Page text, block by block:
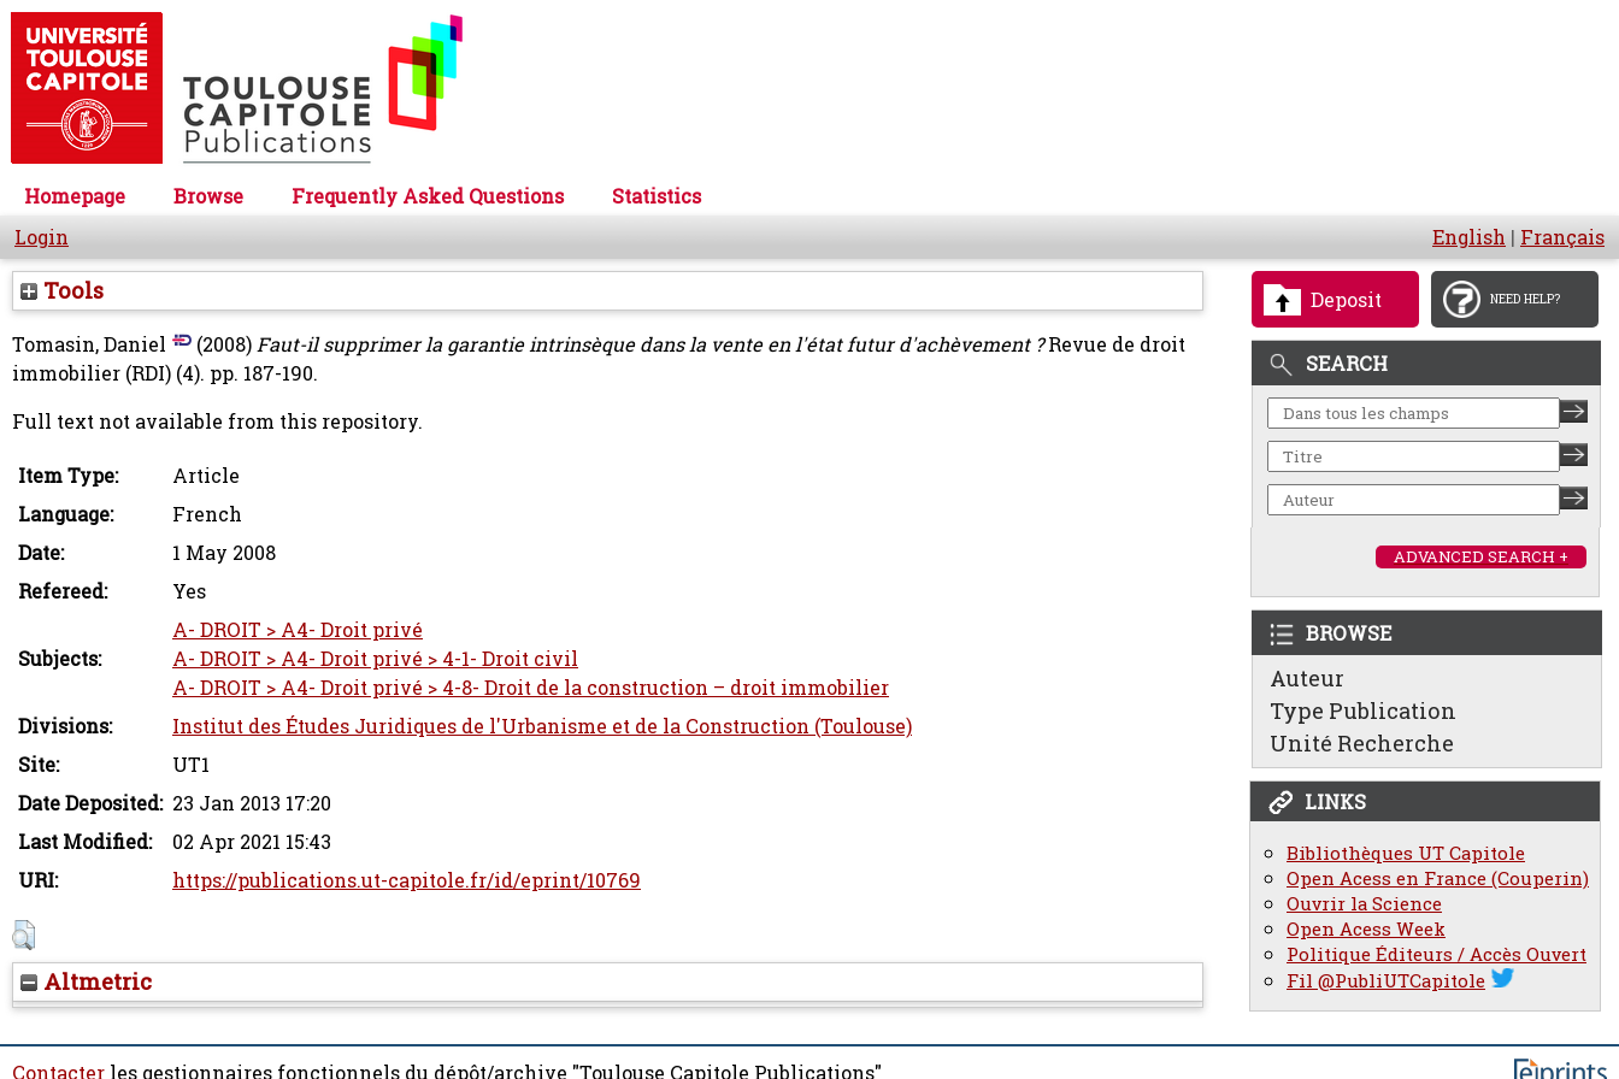
Homepage Browse Frequently Asked Questions
Statistics
Login
English | Français
Deposit NEED HELP?
SEARCH
ADVANCED SEARCH +
BROWSE
Auteur
Type Publication
Unité Recherche
LINKS
Bibliothèques UT Capitole
Open Acess en France (Couperin)
Ouvrir la Science
Open Acess Week
Politique Éditeurs / Accès Ouvert
Fil @PubliUTCapitole
Tools
Tomasin, Daniel (2008)Faut-il supprimer la garantie intrinsèque dans la vente en l'état futur d'achèvement ? Revue de droit
immobilier (RDI) (4). pp. 187-190.
Full text not available from this repository.
Item Type:
Article
Language:
French
Date:
1 May 2008
Refereed:
Yes
Subjects:
A- DROIT > A4- Droit privé
A- DROIT > A4- Droit privé > 4-1- Droit civil
A- DROIT > A4- Droit privé > 4-8- Droit de la construction – droit immobilier
Divisions:
Institut des Études Juridiques de l'Urbanisme et de la Construction (Toulouse)
Site:
UT1
Date Deposited: 23 Jan 2013 17:20
Last Modified:
02 Apr 2021 15:43
URI:
https://publications.ut-capitole.fr/id/eprint/10769
Altmetric
Contacter les gestionnaires fonctionnels du dépôt/archive "Toulouse Capitole Publications"